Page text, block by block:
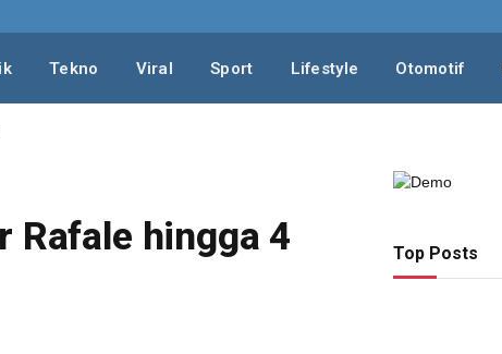
Tekno Viral Sport Lifestyle Otomotif
Rafale hingga 4
Top Posts